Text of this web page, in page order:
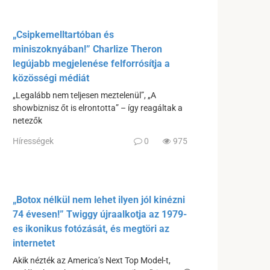
„Csipkemelltartóban és
miniszoknyában!” Charlize Theron
legújabb megjelenése felforrósítja a
közösségi médiát
„Legalább nem teljesen meztelenül”, „A
showbiznisz őt is elrontotta” – így reagáltak a
netezők
Hírességek 0 975
„Botox nélkül nem lehet ilyen jól kinézni
74 évesen!” Twiggy újraalkotja az 1979-
es ikonikus fotózását, és megtöri az
internetet
Akik nézték az America’s Next Top Model-t,